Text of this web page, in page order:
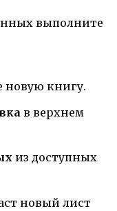
выполните
новую книгу.
в верхнем
из доступных
новый лист